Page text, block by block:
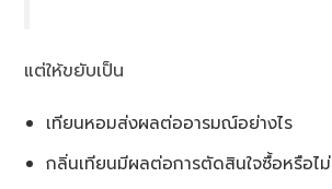
แต่ให้ขยับเป็น
เทียนหอมส่งผลต่ออารมณ์อย่างไร
กลิ่นเทียนมีผลต่อการตัดสินใจซื้อหรือไม่